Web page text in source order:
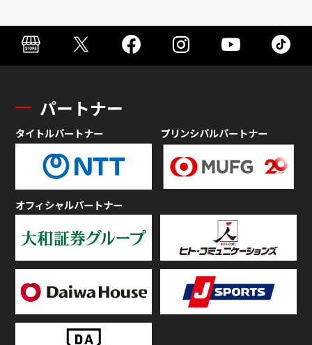
パートナー
タイトルパートナー プリンシパルパートナー
オフィシャルパートナー